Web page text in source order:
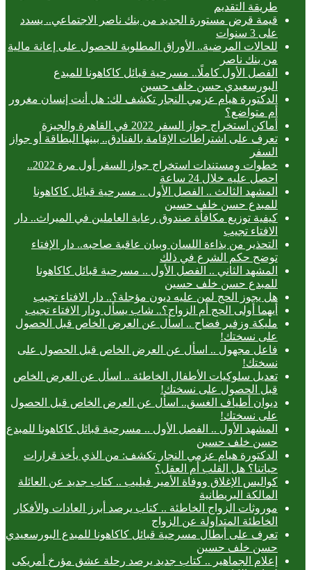
طريقة التقديم
قيمة قرض مستورة الجديد من بنك ناصر الاجتماعي.. يسدد
على 3 سنوات
للحالات المرضية.. الأوراق المطلوبة للحصول على إعانة مالية
من بنك ناصر
الفصل الأول كاملًا.. مسرحية قبائل كاكاهونا للمبدع
البورسعيدي حسن خلف حسين
الدكتورة هيام عزمي النجار تكشف لك: هل أنت إنسان مغرور
أم متواضع؟
أماكن استخراج جواز السفر 2022 في القاهرة والجيزة
تعرف على اشتراطات الإقامة بالفنادق.. بينها البطاقة أو جواز
السفر
خطوات ومستندات استخراج جواز السفر أول مرة 2022..
احصل عليه خلال 24 ساعة
المشهد الثالث .. الفصل الأول .. مسرحية قبائل كاكاهونا
للمبدع حسن خلف حسين
كيفية توزيع مكافأة صندوق رعاية العاملين في الميراث.. دار
الافتاء تجيب
التحذير من بذاءة اللسان وبيان عاقبة صاحبه.. دار الإفتاء
توضح حكم الشرع في ذلك
المشهد الثاني .. الفصل الأول .. مسرحية قبائل كاكاهونا
للمبدع حسن خلف حسين
هل يجوز الحج لمن عليه ديون مؤجلة؟.. دار الافتاء تجيب
أيهما أولى الحج أم الزواج؟.. شاب يسأل ودار الافتاء تجيب
مليكة وزفير فضاح .. اسأل عن العرض الخاص قبل الحصول
على نسختك!
فاعل مجهول .. اسأل عن العرض الخاص قبل الحصول على
نسختك!
تعديل سلوكيات الأطفال الخاطئة .. اسأل عن العرض الخاص
قبل الحصول على نسختك!
ديوان أطياف الغسق.. اسأل عن العرض الخاص قبل الحصول
على نسختك!
المشهد الأول .. الفصل الأول .. مسرحية قبائل كاكاهونا للمبدع
حسن خلف حسين
الدكتورة هيام عزمي النجار تكشف: من الذي يأخذ قرارات
حياتنا؟ هل القلب أم العقل؟
كواليس الإغلاق ووفاة الأمير فيليب .. كتاب جديد عن العائلة
المالكة البريطانية
موروثات الزواج الخاطئة .. كتاب يرصد أبرز العادات والأفكار
الخاطئة المتداولة عن الزواج
تعرف على أبطال مسرحية قبائل كاكاهونا للمبدع البورسعيدي
حسن خلف حسين
إعلام الجماهير .. كتاب جديد يرصد رحلة عشق مؤرخ أمريكى